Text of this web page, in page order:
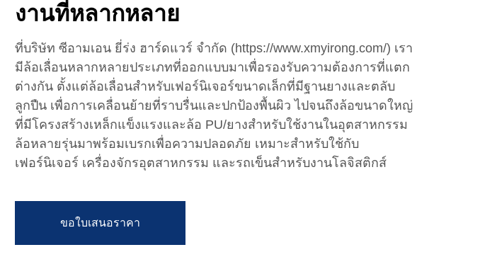
งานที่หลากหลาย
ที่บริษัท ซีอามเอน ยี่ร่ง ฮาร์ดแวร์ จำกัด (https://www.xmyirong.com/) เรา
มีล้อเลื่อนหลากหลายประเภทที่ออกแบบมาเพื่อรองรับความต้องการที่แตก
ต่างกัน ตั้งแต่ล้อเลื่อนสำหรับเฟอร์นิเจอร์ขนาดเล็กที่มีฐานยางและตลับ
ลูกปืน เพื่อการเคลื่อนย้ายที่ราบรื่นและปกป้องพื้นผิว ไปจนถึงล้อขนาดใหญ่
ที่มีโครงสร้างเหล็กแข็งแรงและล้อ PU/ยางสำหรับใช้งานในอุตสาหกรรม
ล้อหลายรุ่นมาพร้อมเบรกเพื่อความปลอดภัย เหมาะสำหรับใช้กับ
เฟอร์นิเจอร์ เครื่องจักรอุตสาหกรรม และรถเข็นสำหรับงานโลจิสติกส์
ขอใบเสนอราคา